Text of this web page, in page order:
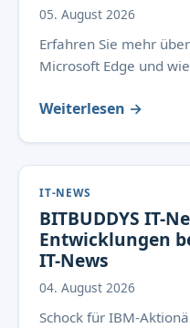
05. August 2026
Erfahren Sie mehr
Microsoft Edge und
Weiterlesen →
IT-NEWS
BITBUDDYS IT-
Entwicklungen
IT-News
04. August 2026
Schock für IBM-